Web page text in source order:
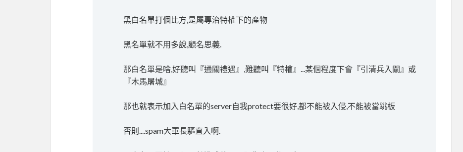
黑白名單打個比方,是屬專治特權下的產物
黑名單就不用多說,顧名思義.
那白名單是啥,好聽叫『通關禮遇』,難聽叫『特權』...某個程度下會『引清兵入關』或
『木馬屠城』
那也就表示加入白名單的server自我protect要很好,都不能被入侵,不能被當跳板
否則....spam大軍長驅直入啊.